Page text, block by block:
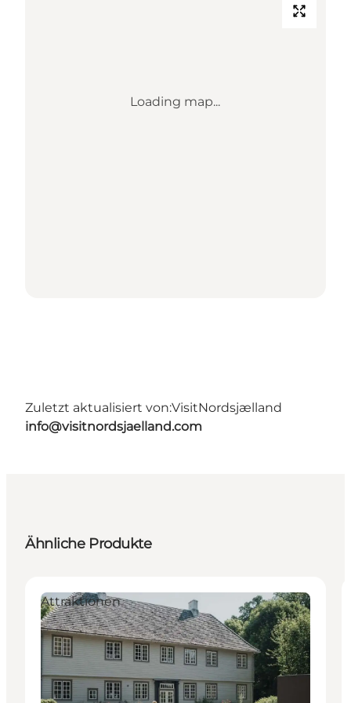
Loading map...
Zuletzt aktualisiert von:VisitNordsjælland
info@visitnordsjaelland.com
Ähnliche Produkte
Attraktionen